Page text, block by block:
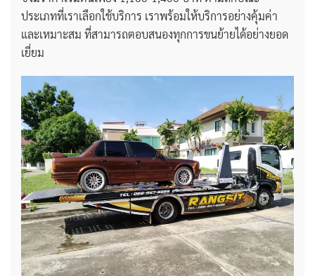
ประเภทที่เราเลือกใช้บริการ เราพร้อมให้บริการอย่างคุ้มค่า
และเหมาะสม ที่สามารถตอบสนองทุกการขนย้ายได้อย่างยอด
เยี่ยม